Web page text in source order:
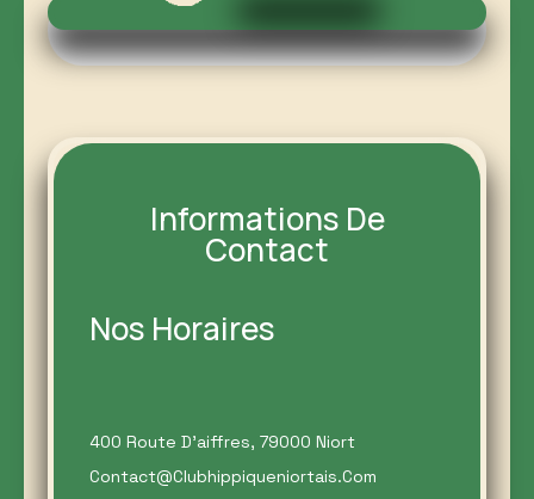
Informations De
Contact
Nos Horaires
400 Route D'aiffres, 79000 Niort
Contact@clubhippiqueniortais.com